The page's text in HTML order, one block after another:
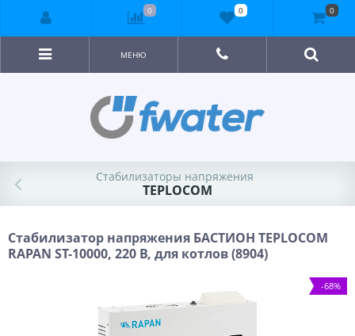
МЕНЮ
Стабилизаторы напряжения
TEPLOCOM
Стабилизатор напряжения БАСТИОН TEPLOCOM
RAPAN ST-10000, 220 В, для котлов (8904)
-68%
0 0 0